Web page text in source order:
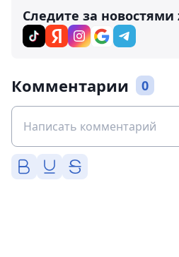
Следите за новостями
Комментарии 0